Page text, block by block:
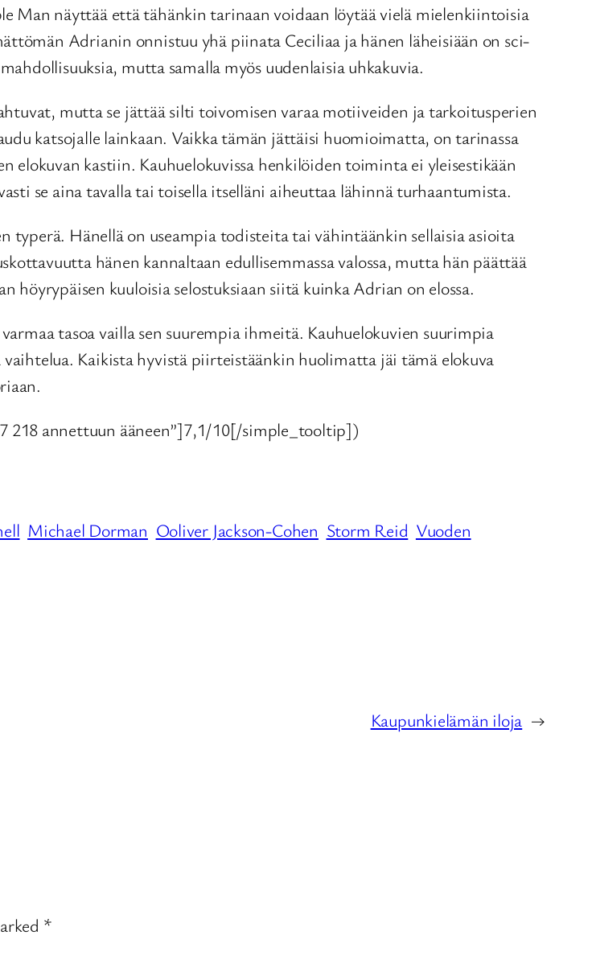
Man näyttää että tähänkin tarinaan voidaan löytää vielä mielenkiintoisia
Adrianin onnistuu yhä piinata Ceciliaa ja hänen läheisiään on sci-
mutta samalla myös uudenlaisia uhkakuvia.
mutta se jättää silti toivomisen varaa motiiveiden ja tarkoitusperien
katsojalle lainkaan. Vaikka tämän jättäisi huomioimatta, on tarinassa
elokuvan kastiin. Kauhuelokuvissa henkilöiden toiminta ei yleisestikään
se aina tavalla tai toisella itselläni aiheuttaa lähinnä turhaantumista.
typerä. Hänellä on useampia todisteita tai vähintäänkin sellaisia asioita
hänen kannaltaan edullisemmassa valossa, mutta hän päättää
kuuloisia selostuksiaan siitä kuinka Adrian on elossa.
tasoa vailla sen suurempia ihmeitä. Kauhuelokuvien suurimpia
Kaikista hyvistä piirteistäänkin huolimatta jäi tämä elokuva
218 annettuun ääneen”]7,1/10[/simple_tooltip])
Michael Dorman Ooliver Jackson-Cohen Storm Reid Vuoden
Kaupunkielämän iloja →
*